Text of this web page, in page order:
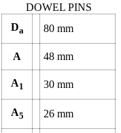
Da 80 mm
A 48 mm
A1 30 mm
A5 26 mm
DOWEL PINS